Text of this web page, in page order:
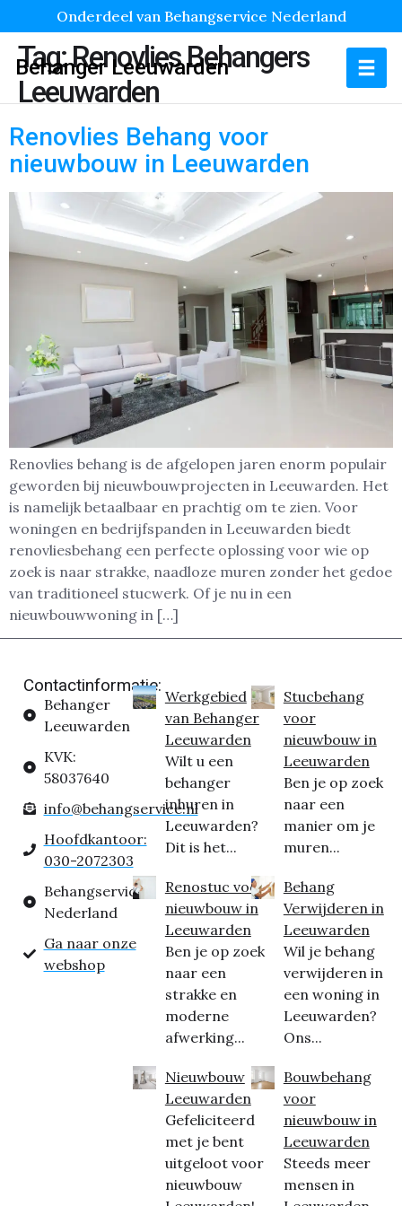
Onderdeel van Behangservice Nederland
Behanger Leeuwarden
Tag:Renovlies Behangers
Leeuwarden
Renovlies Behang voor
nieuwbouw in Leeuwarden
Renovlies behang is de afgelopen jaren enorm populair
geworden bij nieuwbouwprojecten in Leeuwarden. Het
is namelijk betaalbaar en prachtig om te zien. Voor
woningen en bedrijfspanden in Leeuwarden biedt
renovliesbehang een perfecte oplossing voor wie op
zoek is naar strakke, naadloze muren zonder het gedoe
van traditioneel stucwerk. Of je nu in een
nieuwbouwwoning in […]
Contactinformatie:
Behanger
Leeuwarden
KVK:
58037640
info@behangservice.nl
Hoofdkantoor:
030-2072303
Behangservice
Nederland
Ga naar onze
webshop
Werkgebied
van Behanger
Leeuwarden
Wilt u een
behanger
inhuren in
Leeuwarden?
Dit is het...
Renostuc voor
nieuwbouw in
Leeuwarden
Ben je op zoek
naar een
strakke en
moderne
afwerking...
Nieuwbouw
Leeuwarden
Gefeliciteerd
met je bent
uitgeloot voor
nieuwbouw
Stucbehang
voor
nieuwbouw in
Leeuwarden
Ben je op zoek
naar een
manier om je
muren...
Behang
Verwijderen in
Leeuwarden
Wil je behang
verwijderen in
een woning in
Leeuwarden?
Ons...
Bouwbehang
voor
nieuwbouw in
Leeuwarden
Steeds meer
mensen in